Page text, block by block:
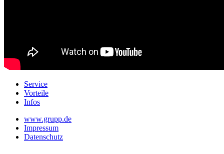
Service
Vorteile
Infos
www.grupp.de
Impressum
Datenschutz